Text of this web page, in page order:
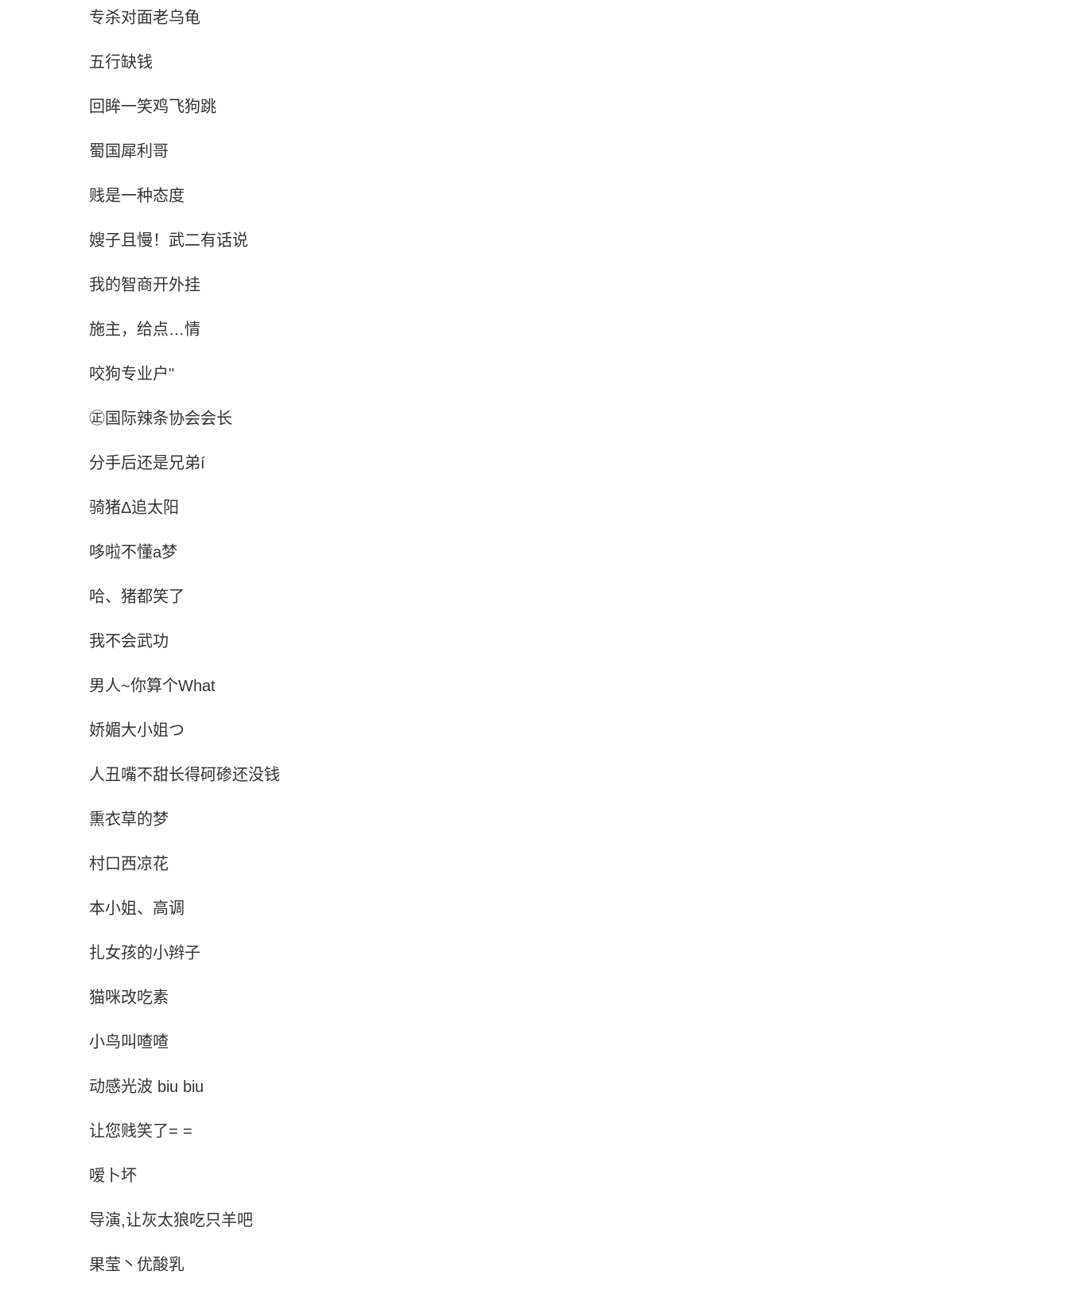
专杀对面老乌龟
五行缺钱
回眸一笑鸡飞狗跳
蜀国犀利哥
贱是一种态度
嫂子且慢！武二有话说
我的智商开外挂
施主，给点…情
咬狗专业户"
㊣国际辣条协会会长
分手后还是兄弟í
骑猪Δ追太阳
哆啦不懂a梦
哈、猪都笑了
我不会武功
男人~你算个What
娇媚大小姐つ
人丑嘴不甜长得砢碜还没钱
熏衣草的梦
村口西凉花
本小姐、高调
扎女孩的小辫子
猫咪改吃素
小鸟叫喳喳
动感光波 biu biu
让您贱笑了= =
嗳卜坏
导演,让灰太狼吃只羊吧
果莹丶优酸乳